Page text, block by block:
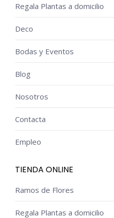
Regala Plantas a domicilio
Deco
Bodas y Eventos
Blog
Nosotros
Contacta
Empleo
TIENDA ONLINE
Ramos de Flores
Regala Plantas a domicilio